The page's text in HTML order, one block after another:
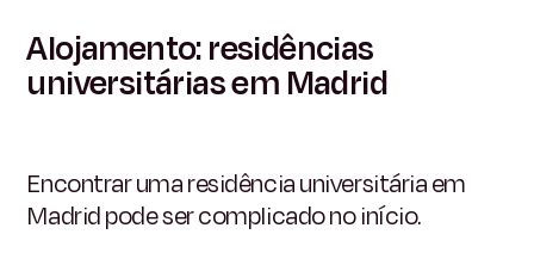
Alojamento: residências
universitárias em Madrid
Encontrar uma residência universitária em
Madrid pode ser complicado no início.